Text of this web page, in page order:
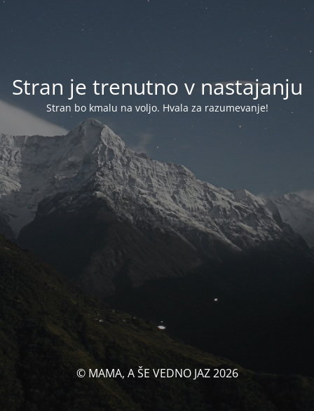
Stran je trenutno v nastajanju
Stran bo kmalu na voljo. Hvala za razumevanje!
© MAMA, A ŠE VEDNO JAZ 2026